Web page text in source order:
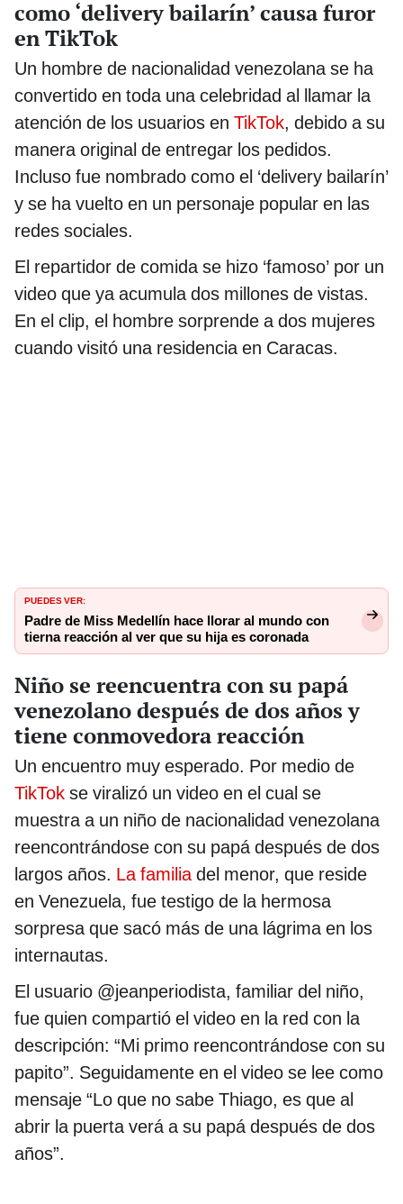
como ‘delivery bailarín’ causa furor
en TikTok
Un hombre de nacionalidad venezolana se ha
convertido en toda una celebridad al llamar la
atención de los usuarios en TikTok, debido a su
manera original de entregar los pedidos.
Incluso fue nombrado como el ‘delivery bailarín’
y se ha vuelto en un personaje popular en las
redes sociales.
El repartidor de comida se hizo ‘famoso’ por un
video que ya acumula dos millones de vistas.
En el clip, el hombre sorprende a dos mujeres
cuando visitó una residencia en Caracas.
PUEDES VER:
Padre de Miss Medellín hace llorar al mundo con
tierna reacción al ver que su hija es coronada
Niño se reencuentra con su papá
venezolano después de dos años y
tiene conmovedora reacción
Un encuentro muy esperado. Por medio de
TikTok se viralizó un video en el cual se
muestra a un niño de nacionalidad venezolana
reencontrándose con su papá después de dos
largos años. La familiadel menor, que reside
en Venezuela, fue testigo de la hermosa
sorpresa que sacó más de una lágrima en los
internautas.
El usuario @jeanperiodista, familiar del niño,
fue quien compartió el video en la red con la
descripción: “Mi primo reencontrándose con su
papito”. Seguidamente en el video se lee como
mensaje “Lo que no sabe Thiago, es que al
abrir la puerta verá a su papá después de dos
años”.